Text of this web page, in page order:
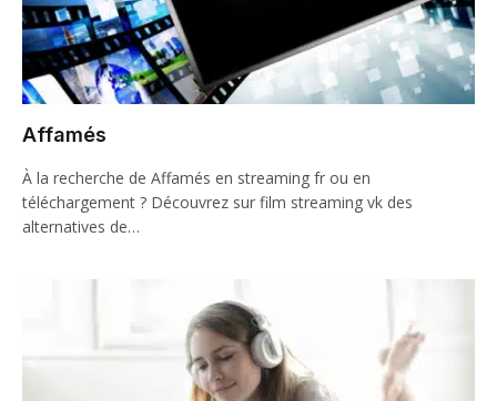
Affamés
À la recherche de Affamés en streaming fr ou en
téléchargement ? Découvrez sur film streaming vk des
alternatives de…